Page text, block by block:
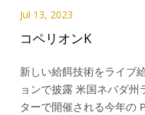
Jul 13, 2023
コペリオンK
新しい給餌技術をライブ
ョンで披露 米国ネバダ
ターで開催される今年の